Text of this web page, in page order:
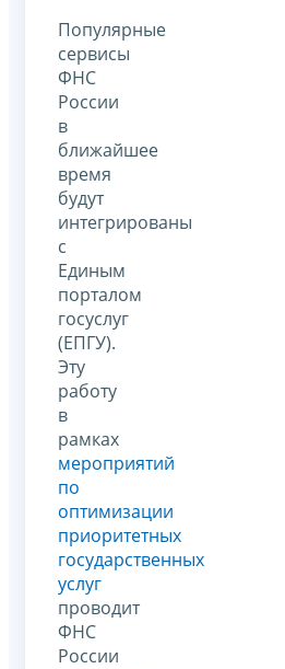
Популярные
сервисы
ФНС
России
в
ближайшее
время
будут
интегрированы
с
Единым
порталом
госуслуг
(ЕПГУ).
Эту
работу
в
рамках
мероприятий
по
оптимизации
приоритетных
государственных
услуг
проводит
ФНС
России